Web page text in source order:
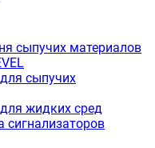
сыпучих материалов
сыпучих
жидких сред
сигнализаторов